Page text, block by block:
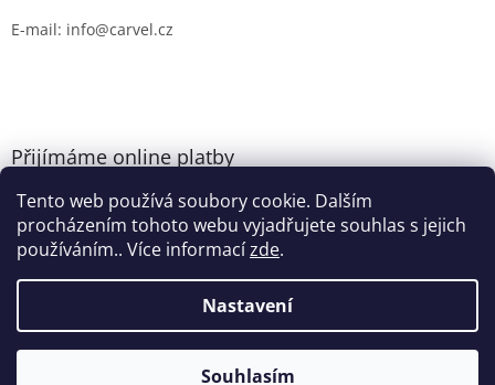
Tento web používá soubory cookie. Dalším
procházením tohoto webu vyjadřujete souhlas s jejich
používáním.. Více informacízde.
Nastavení
Souhlasím
E-mail: info@carvel.cz
Přijímáme online platby
Vytvořil Shoptet
CARVEL.CZ. Všechna práva vyhrazena.